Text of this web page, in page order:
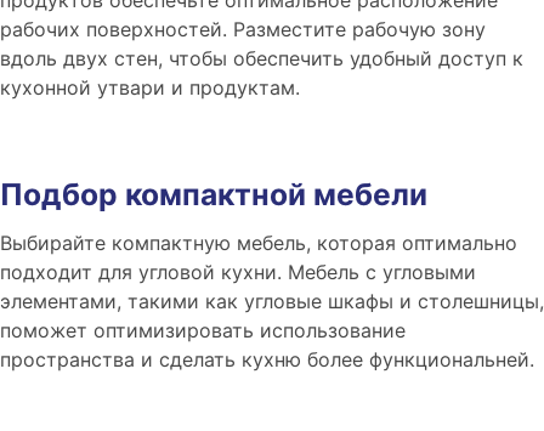
рабочих поверхностей. Разместите рабочую зону
вдоль двух стен, чтобы обеспечить удобный доступ к
кухонной утвари и продуктам.
Подбор компактной мебели
Выбирайте компактную мебель, которая оптимально
подходит для угловой кухни. Мебель с угловыми
элементами, такими как угловые шкафы и столешницы,
поможет оптимизировать использование
пространства и сделать кухню более функциональней.